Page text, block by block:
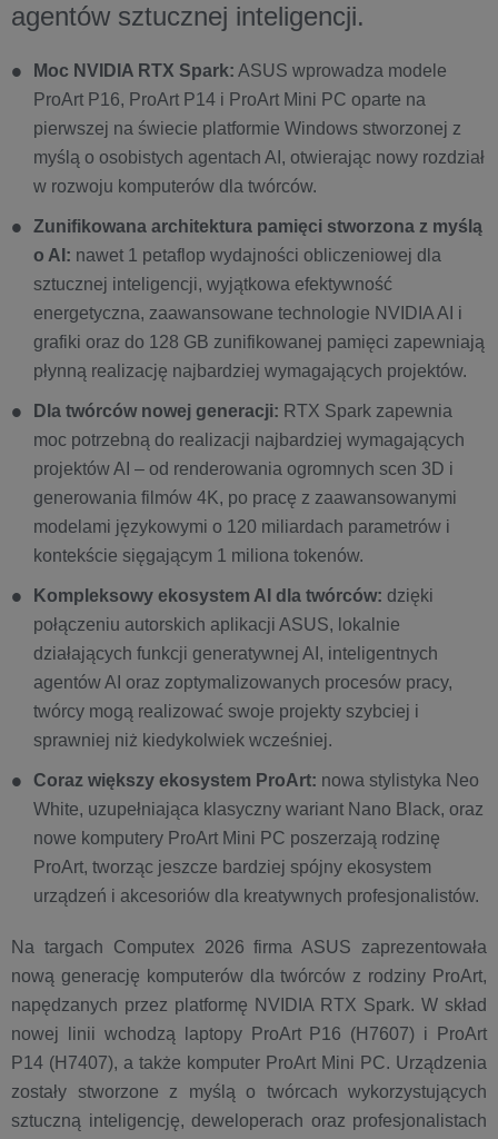
agentów sztucznej inteligencji.
Moc NVIDIA RTX Spark: ASUS wprowadza modele
ProArt P16, ProArt P14 i ProArt Mini PC oparte na
pierwszej na świecie platformie Windows stworzonej z
myślą o osobistych agentach AI, otwierając nowy rozdział
w rozwoju komputerów dla twórców.
Zunifikowana architektura pamięci stworzona z myślą
o AI: nawet 1 petaflop wydajności obliczeniowej dla
sztucznej inteligencji, wyjątkowa efektywność
energetyczna, zaawansowane technologie NVIDIA AI i
grafiki oraz do 128 GB zunifikowanej pamięci zapewniają
płynną realizację najbardziej wymagających projektów.
Dla twórców nowej generacji: RTX Spark zapewnia
moc potrzebną do realizacji najbardziej wymagających
projektów AI – od renderowania ogromnych scen 3D i
generowania filmów 4K, po pracę z zaawansowanymi
modelami językowymi o 120 miliardach parametrów i
kontekście sięgającym 1 miliona tokenów.
Kompleksowy ekosystem AI dla twórców: dzięki
połączeniu autorskich aplikacji ASUS, lokalnie
działających funkcji generatywnej AI, inteligentnych
agentów AI oraz zoptymalizowanych procesów pracy,
twórcy mogą realizować swoje projekty szybciej i
sprawniej niż kiedykolwiek wcześniej.
Coraz większy ekosystem ProArt: nowa stylistyka Neo
White, uzupełniająca klasyczny wariant Nano Black, oraz
nowe komputery ProArt Mini PC poszerzają rodzinę
ProArt, tworząc jeszcze bardziej spójny ekosystem
urządzeń i akcesoriów dla kreatywnych profesjonalistów.
Na targach Computex 2026 firma ASUS zaprezentowała
nową generację komputerów dla twórców z rodziny ProArt,
napędzanych przez platformę NVIDIA RTX Spark. W skład
nowej linii wchodzą laptopy ProArt P16 (H7607) i ProArt
P14 (H7407), a także komputer ProArt Mini PC. Urządzenia
zostały stworzone z myślą o twórcach wykorzystujących
sztuczną inteligencję, deweloperach oraz profesjonalistach